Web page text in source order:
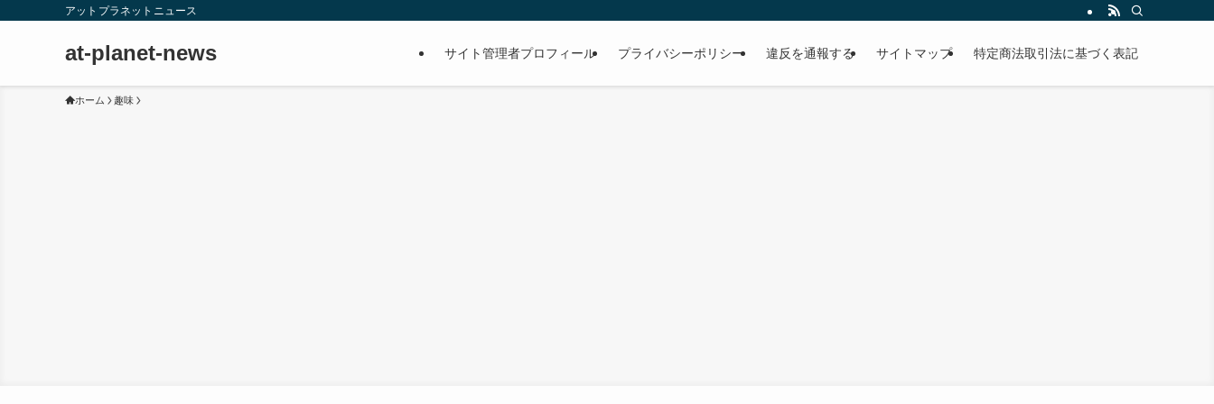
アットプラネットニュース
at-planet-news サイト管理者プロフィール プライバシーポリシー 違反を通報する サイトマップ 特定商法取引法に基づく表記
ホーム 趣味